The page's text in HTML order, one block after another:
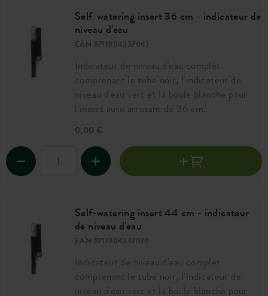
Self-watering insert 36 cm - indicateur de
niveau d'eau
EAN 8711904337063
Indicateur de niveau d'eau complet
comprenant le tube noir, l'indicateur de
niveau d'eau vert et la boule blanche pour
l'insert auto arrosant de 36 cm.
0,00 €
Self-watering insert 44 cm - indicateur
de niveau d'eau
EAN 8711904337070
Indicateur de niveau d'eau complet
comprenant le tube noir, l'indicateur de
niveau d'eau vert et la boule blanche pour